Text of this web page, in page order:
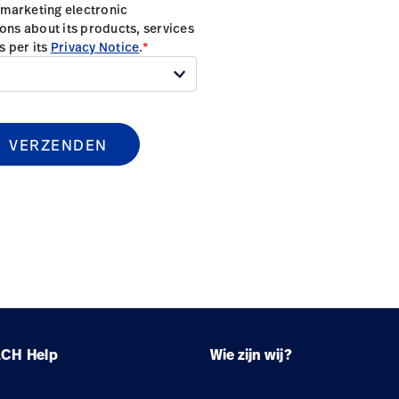
Help Wie zijn wij?